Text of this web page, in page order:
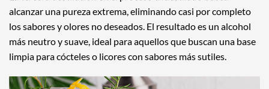
alcanzar una pureza extrema, eliminando casi por completo
los sabores y olores no deseados. El resultado es un alcohol
más neutro y suave, ideal para aquellos que buscan una base
limpia para cócteles o licores con sabores más sutiles.